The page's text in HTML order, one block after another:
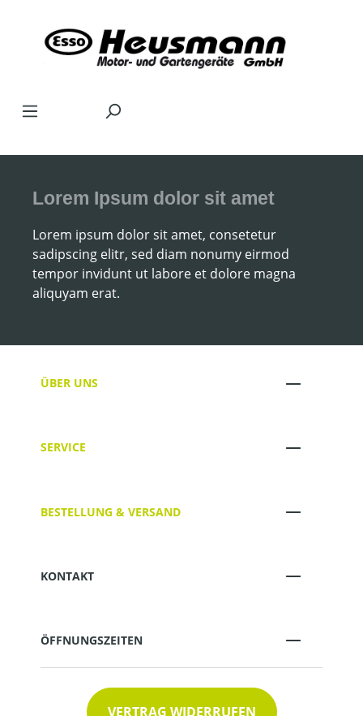
Lorem Ipsum dolor sit amet
Lorem ipsum dolor sit amet, consetetur
sadipscing elitr, sed diam nonumy eirmod
tempor invidunt ut labore et dolore magna
aliquyam erat.
ÜBER UNS
SERVICE
BESTELLUNG & VERSAND
KONTAKT
ÖFFNUNGSZEITEN
VERTRAG WIDERRUFEN